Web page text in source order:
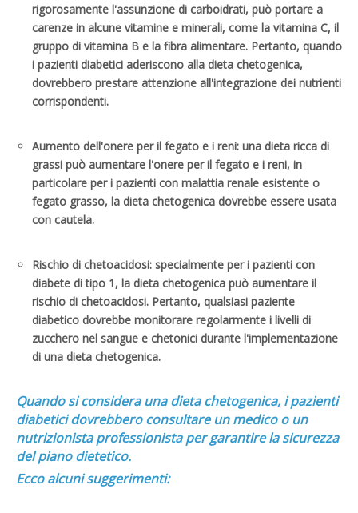
rigorosamente l'assunzione di carboidrati, può portare a
carenze in alcune vitamine e minerali, come la vitamina C, il
gruppo di vitamina B e la fibra alimentare. Pertanto, quando
i pazienti diabetici aderiscono alla dieta chetogenica,
dovrebbero prestare attenzione all'integrazione dei nutrienti
corrispondenti.
Aumento dell'onere per il fegato e i reni: una dieta ricca di
grassi può aumentare l'onere per il fegato e i reni, in
particolare per i pazienti con malattia renale esistente o
fegato grasso, la dieta chetogenica dovrebbe essere usata
con cautela.
Rischio di chetoacidosi: specialmente per i pazienti con
diabete di tipo 1, la dieta chetogenica può aumentare il
rischio di chetoacidosi. Pertanto, qualsiasi paziente
diabetico dovrebbe monitorare regolarmente i livelli di
zucchero nel sangue e chetonici durante l'implementazione
di una dieta chetogenica.
Quando si considera una dieta chetogenica, i pazienti
diabetici dovrebbero consultare un medico o un
nutrizionista professionista per garantire la sicurezza
del piano dietetico.
Ecco alcuni suggerimenti: